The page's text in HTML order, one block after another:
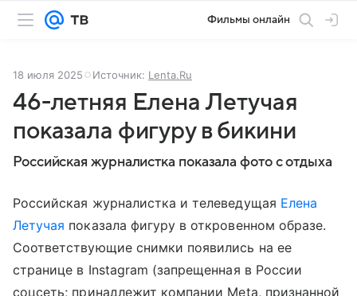
Фильмы онлайн
18 июля 2025 Источник: Lenta.Ru
46-летняя Елена Летучая
показала фигуру в бикини
Российская журналистка показала фото с отдыха
Российская журналистка и телеведущая Елена
Летучая показала фигуру в откровенном образе.
Соответствующие снимки появились на ее
странице в Instagram (запрещенная в России
соцсеть; принадлежит компании Meta, признанной